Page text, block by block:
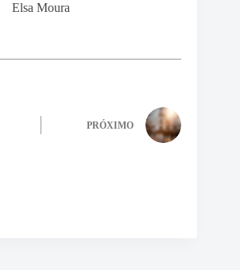
Elsa Moura
PRÓXIMO